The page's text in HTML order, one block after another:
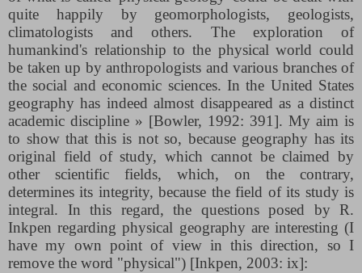
quite happily by geomorphologists, geologists,
climatologists and others. The exploration of
humankind's relationship to the physical world could
be taken up by anthropologists and various branches of
the social and economic sciences. In the United States
geography has indeed almost disappeared as a distinct
academic discipline​ » [Bowler, 1992: 391]. My aim is
to show that this is not so, because geography has its
original field of study, which cannot be claimed by
other scientific fields, which, on the contrary,
determines its integrity, because the field of its study is
integral. In this regard, the questions posed by R.
Inkpen regarding physical geography are interesting (I
have my own point of view in this direction, so I
remove the word "physical") [Inkpen, 2003: іх]: